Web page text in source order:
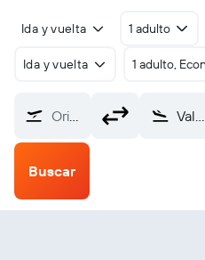
Ida y vuelta 1 adulto
Ida y vuelta 1 adulto,
Origen Valença (VAL)
Buscar